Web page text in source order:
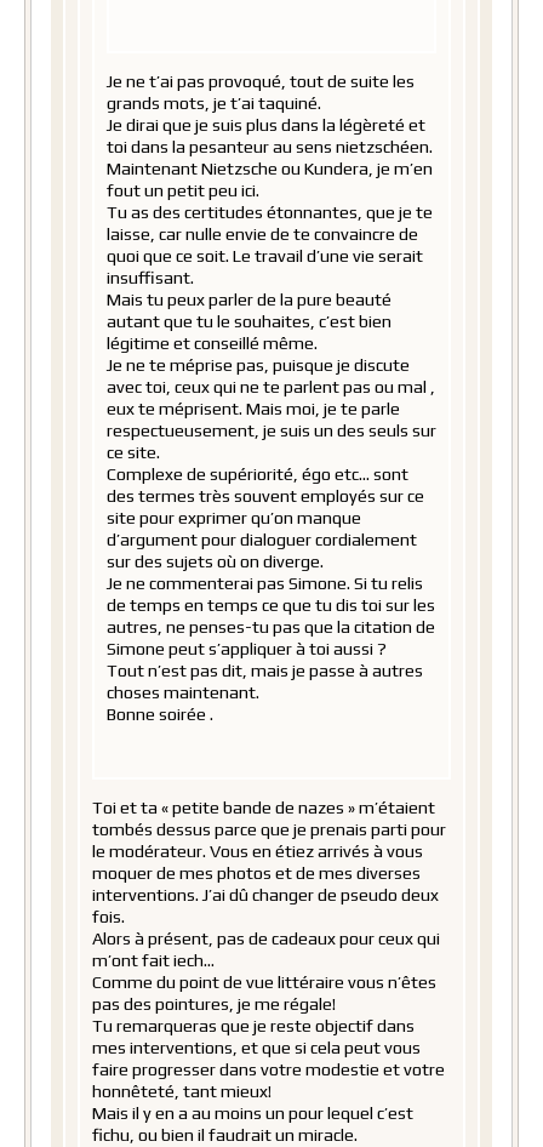
Je ne t’ai pas provoqué, tout de suite les
grands mots, je t’ai taquiné.
Je dirai que je suis plus dans la légèreté et
toi dans la pesanteur au sens nietzschéen.
Maintenant Nietzsche ou Kundera, je m’en
fout un petit peu ici.
Tu as des certitudes étonnantes, que je te
laisse, car nulle envie de te convaincre de
quoi que ce soit. Le travail d’une vie serait
insuffisant.
Mais tu peux parler de la pure beauté
autant que tu le souhaites, c’est bien
légitime et conseillé même.
Je ne te méprise pas, puisque je discute
avec toi, ceux qui ne te parlent pas ou mal ,
eux te méprisent. Mais moi, je te parle
respectueusement, je suis un des seuls sur
ce site.
Complexe de supériorité, égo etc… sont
des termes très souvent employés sur ce
site pour exprimer qu’on manque
d’argument pour dialoguer cordialement
sur des sujets où on diverge.
Je ne commenterai pas Simone. Si tu relis
de temps en temps ce que tu dis toi sur les
autres, ne penses-tu pas que la citation de
Simone peut s’appliquer à toi aussi ?
Tout n’est pas dit, mais je passe à autres
choses maintenant.
Bonne soirée .
Toi et ta « petite bande de nazes » m’étaient
tombés dessus parce que je prenais parti pour
le modérateur. Vous en étiez arrivés à vous
moquer de mes photos et de mes diverses
interventions. J’ai dû changer de pseudo deux
fois.
Alors à présent, pas de cadeaux pour ceux qui
m’ont fait iech…
Comme du point de vue littéraire vous n’êtes
pas des pointures, je me régale!
Tu remarqueras que je reste objectif dans
mes interventions, et que si cela peut vous
faire progresser dans votre modestie et votre
honnêteté, tant mieux!
Mais il y en a au moins un pour lequel c’est
fichu, ou bien il faudrait un miracle.